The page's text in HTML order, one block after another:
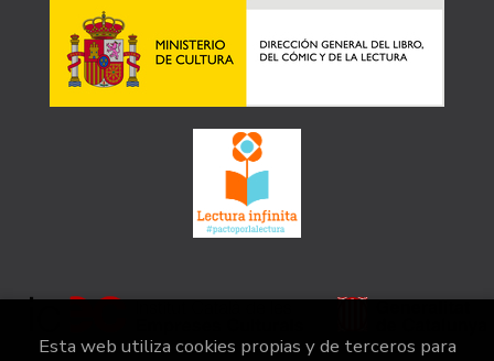
Esta web utiliza cookies propias y de terceros para